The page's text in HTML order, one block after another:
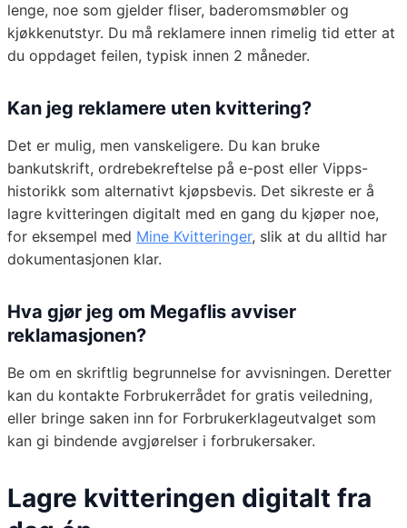
lenge, noe som gjelder fliser, baderomsmøbler og
kjøkkenutstyr. Du må reklamere innen rimelig tid etter at
du oppdaget feilen, typisk innen 2 måneder.
Kan jeg reklamere uten kvittering?
Det er mulig, men vanskeligere. Du kan bruke
bankutskrift, ordrebekreftelse på e-post eller Vipps-
historikk som alternativt kjøpsbevis. Det sikreste er å
lagre kvitteringen digitalt med en gang du kjøper noe,
for eksempel med Mine Kvitteringer, slik at du alltid har
dokumentasjonen klar.
Hva gjør jeg om Megaflis avviser
reklamasjonen?
Be om en skriftlig begrunnelse for avvisningen. Deretter
kan du kontakte Forbrukerrådet for gratis veiledning,
eller bringe saken inn for Forbrukerklageutvalget som
kan gi bindende avgjørelser i forbrukersaker.
Lagre kvitteringen digitalt fra